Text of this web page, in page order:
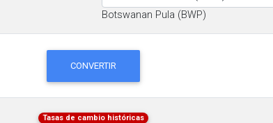
Botswanan Pula (BWP)
CONVERTIR
Tasas de cambio históricas